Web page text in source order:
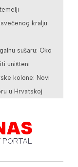
kralju
sušaru: Oko
uništeni
kolone: Novi
u Hrvatskoj